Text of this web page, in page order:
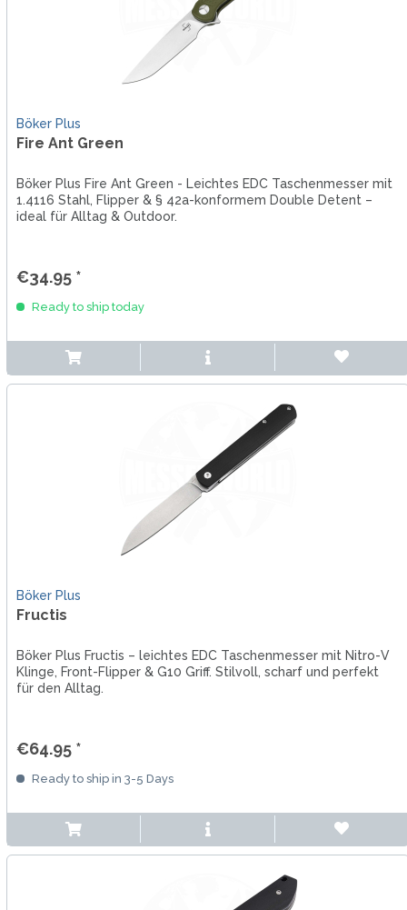
Böker Plus
Fire Ant Green
Böker Plus Fire Ant Green - Leichtes EDC Taschenmesser mit
1.4116 Stahl, Flipper & § 42a-konformem Double Detent –
ideal für Alltag & Outdoor.
€34.95 *
Ready to ship today
Böker Plus
Fructis
Böker Plus Fructis – leichtes EDC Taschenmesser mit Nitro-V
Klinge, Front-Flipper & G10 Griff. Stilvoll, scharf und perfekt
für den Alltag.
€64.95 *
Ready to ship in 3-5 Days